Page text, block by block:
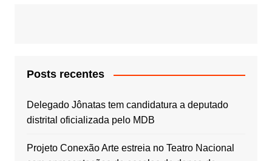
Posts recentes
Delegado Jônatas tem candidatura a deputado
distrital oficializada pelo MDB
Projeto Conexão Arte estreia no Teatro Nacional